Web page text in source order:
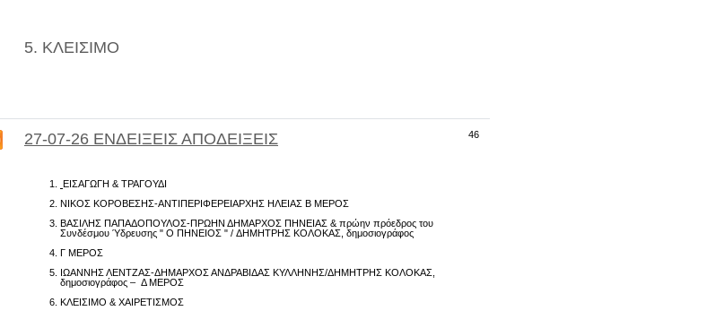
5. ΚΛΕΙΣΙΜΟ
27-07-26 ΕΝΔΕΙΞΕΙΣ ΑΠΟΔΕΙΞΕΙΣ
ΕΙΣΑΓΩΓΗ & ΤΡΑΓΟΥΔΙ
ΝΙΚΟΣ ΚΟΡΟΒΕΣΗΣ-ΑΝΤΙΠΕΡΙΦΕΡΕΙΑΡΧΗΣ ΗΛΕΙΑΣ Β ΜΕΡΟΣ
ΒΑΣΙΛΗΣ ΠΑΠΑΔΟΠΟΥΛΟΣ-ΠΡΩΗΝ ΔΗΜΑΡΧΟΣ ΠΗΝΕΙΑΣ & πρώην πρόεδρος του
Συνδέσμου Ύδρευσης " Ο ΠΗΝΕΙΟΣ " / ΔΗΜΗΤΡΗΣ ΚΟΛΟΚΑΣ , δημοσιογράφος
Γ ΜΕΡΟΣ
ΙΩΑΝΝΗΣ ΛΕΝΤΖΑΣ-ΔΗΜΑΡΧΟΣ ΑΝΔΡΑΒΙΔΑΣ ΚΥΛΛΗΝΗΣ/ΔΗΜΗΤΡΗΣ ΚΟΛΟΚΑΣ
δημοσιογράφος – Δ ΜΕΡΟΣ
ΚΛΕΙΣΙΜΟ & ΧΑΙΡΕΤΙΣΜΟΣ
46